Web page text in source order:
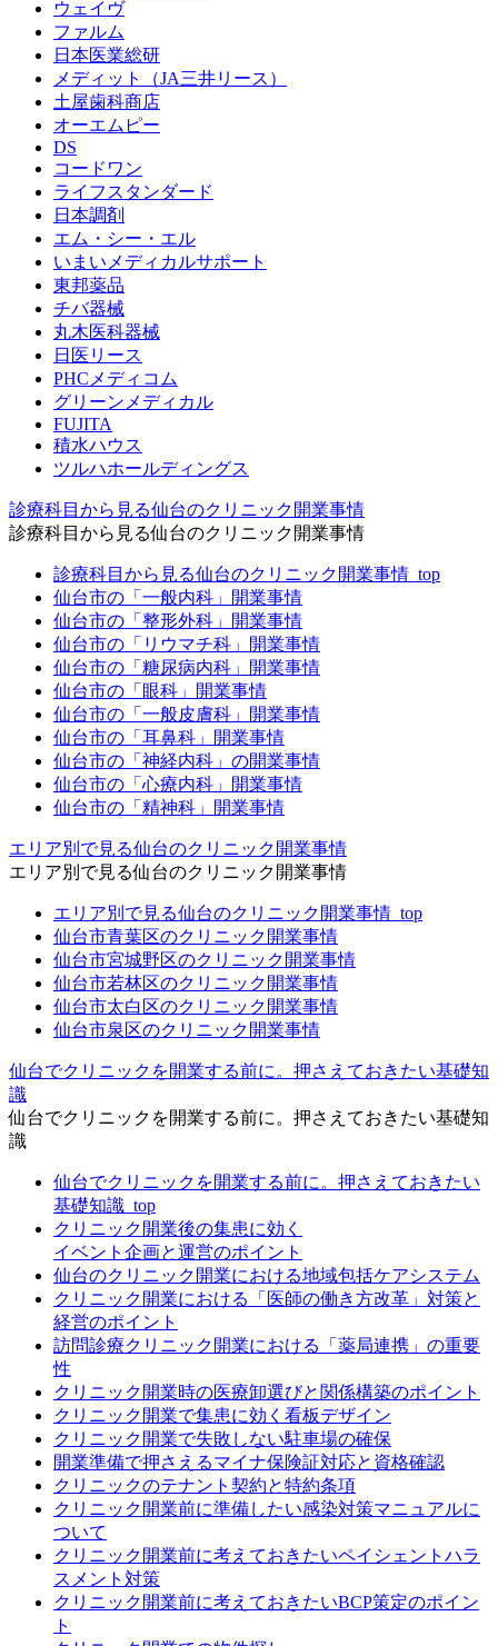
ウェイヴ
ファルム
日本医業総研
メディット（JA三井リース）
土屋歯科商店
オーエムピー
DS
コードワン
ライフスタンダード
日本調剤
エム・シー・エル
いまいメディカルサポート
東邦薬品
チバ器械
丸木医科器械
日医リース
PHCメディコム
グリーンメディカル
FUJITA
積水ハウス
ツルハホールディングス
診療科目から見る仙台のクリニック開業事情
診療科目から見る仙台のクリニック開業事情
診療科目から見る仙台のクリニック開業事情_top
仙台市の「一般内科」開業事情
仙台市の「整形外科」開業事情
仙台市の「リウマチ科」開業事情
仙台市の「糖尿病内科」開業事情
仙台市の「眼科」開業事情
仙台市の「一般皮膚科」開業事情
仙台市の「耳鼻科」開業事情
仙台市の「神経内科」の開業事情
仙台市の「心療内科」開業事情
仙台市の「精神科」開業事情
エリア別で見る仙台のクリニック開業事情
エリア別で見る仙台のクリニック開業事情
エリア別で見る仙台のクリニック開業事情_top
仙台市青葉区のクリニック開業事情
仙台市宮城野区のクリニック開業事情
仙台市若林区のクリニック開業事情
仙台市太白区のクリニック開業事情
仙台市泉区のクリニック開業事情
仙台でクリニックを開業する前に。押さえておきたい基礎知
識
仙台でクリニックを開業する前に。押さえておきたい基礎知
識
仙台でクリニックを開業する前に。押さえておきたい
基礎知識_top
クリニック開業後の集患に効く
イベント企画と運営のポイント
仙台のクリニック開業における地域包括ケアシステム
クリニック開業における「医師の働き方改革」対策と
経営のポイント
訪問診療クリニック開業における「薬局連携」の重要
性
クリニック開業時の医療卸選びと関係構築のポイント
クリニック開業で集患に効く看板デザイン
クリニック開業で失敗しない駐車場の確保
開業準備で押さえるマイナ保険証対応と資格確認
クリニックのテナント契約と特約条項
クリニック開業前に準備したい感染対策マニュアルに
ついて
クリニック開業前に考えておきたいペイシェントハラ
スメント対策
クリニック開業前に考えておきたいBCP策定のポイン
ト